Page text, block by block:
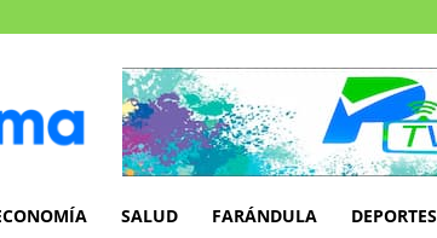
SALUD FARÁNDULA DEPORTES